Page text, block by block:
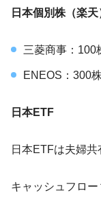
日本個別株（楽天
三菱商事：100
ENEOS：300
日本ETF
日本ETFは夫婦共
キャッシュフロ